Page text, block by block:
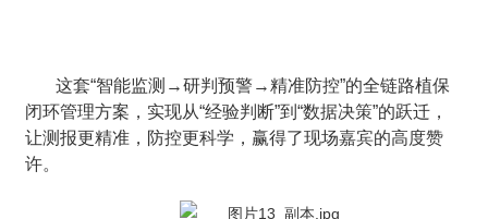
这套“智能监测→研判预警→精准防控”的全链路植保
闭环管理方案，实现从“经验判断”到“数据决策”的跃迁，
让测报更精准，防控更科学，赢得了现场嘉宾的高度赞
许。